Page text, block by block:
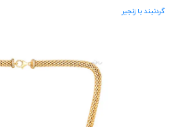
گردنبند با زنجیر